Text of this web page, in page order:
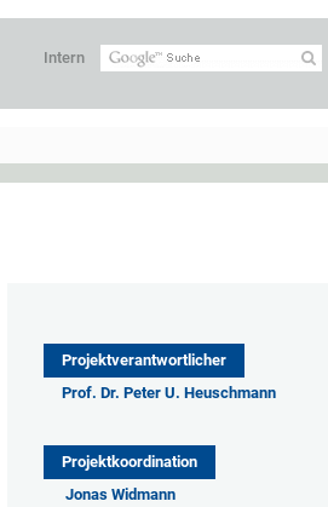
Intern
Projektverantwortlicher
Prof. Dr. Peter U. Heuschmann
Projektkoordination
Jonas Widmann